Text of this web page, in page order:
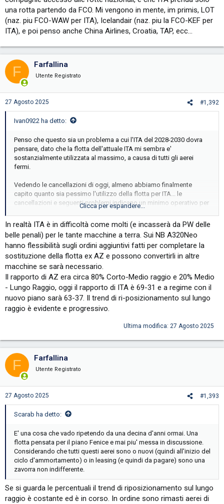
una rotta partendo da FCO. Mi vengono in mente, im primis, LOT
(naz. piu FCO-WAW per ITA), Icelandair (naz. piu la FCO-KEF per
ITA), e poi penso anche China Airlines, Croatia, TAP, ecc...
F Farfallina
Utente Registrato
27 Agosto 2025 #1,392
Ivan0922 ha detto:
Penso che questo sia un problema a cui l'ITA del 2028-2030 dovra
pensare, dato che la flotta dell'attuale ITA mi sembra e'
sostanzialmente utilizzata al massimo, a causa di tutti gli aerei
fermi.
Vedendo le cancellazioni di oggi, almeno abbiamo finalmente
capito quanto sia pessimo l'utilizzo della flotta per ITA... le
cancellazioni e seguenti problemi indicano un minimo operativo per
la flotta di cca. 60 aerei, almeno per i narrowbody (321 incluso) o in
altre parole, abbiamo circa 20 narrowbody in piu - e, cosa
abbastanza divertente, se si contano uno o due aerei sottoposti alla
manutenzione programmata, questo (20), e' piu o meno il numero
esatto di aerei che non volano al momento
Clicca per espandere...
In realtà ITA è in difficoltà come molti (e incasserà da PW delle
belle penali) per le tante macchine a terra. Sui NB A320Neo
hanno flessibilità sugli ordini aggiuntivi fatti per completare la
sostituzione della flotta ex AZ e possono convertirli in altre
macchine se sarà necessario.
Il rapporto di AZ era circa 80% Corto-Medio raggio e 20% Medio
- Lungo Raggio, oggi il rapporto di ITA è 69-31 e a regime con il
nuovo piano sarà 63-37. Il trend di ri-posizionamento sul lungo
raggio è evidente e progressivo.
Ultima modifica: 27 Agosto 2025
F Farfallina
Utente Registrato
27 Agosto 2025 #1,393
Scarab ha detto:
E' una cosa che vado ripetendo da una decina d'anni ormai. Una
flotta pensata per il piano Fenice e mai piu' messa in discussione.
Considerando che tutti questi aerei sono o nuovi (quindi all'inizio del
ciclo d'ammortamento) o in leasing (e quindi da pagare) sono una
zavorra non indifferente.
Se si guarda le percentuali il trend di riposizionamento sul lungo
raggio è costante ed è in corso. In ordine sono rimasti aerei di